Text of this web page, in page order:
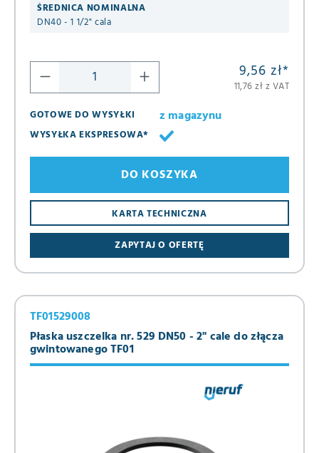
ŚREDNICA NOMINALNA
DN40 - 1 1/2" cala
9,56 zł*
11,76 zł z VAT
GOTOWE DO WYSYŁKI
z magazynu
WYSYŁKA EKSPRESOWA*
ZAPYTAJ O OFERTĘ
KARTA TECHNICZNA
DO KOSZYKA
Płaska uszczelka nr. 529 DN50 - 2" cale do złącza
gwintowanego TF01
TF01529008